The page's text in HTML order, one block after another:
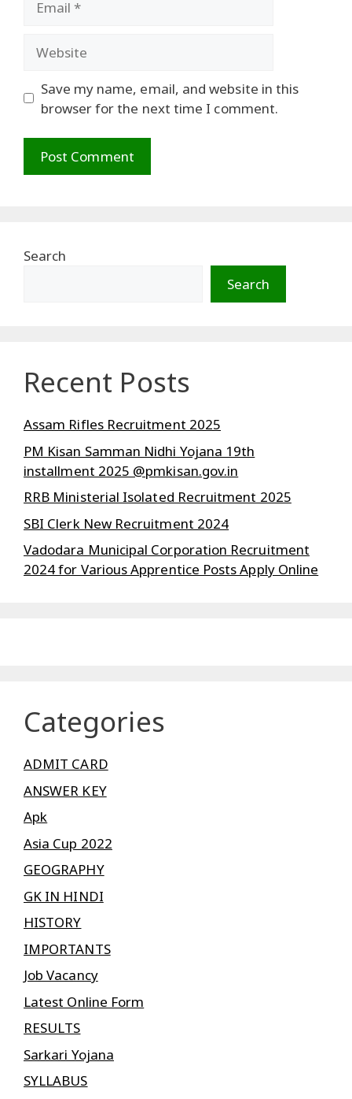
Save my name, email, and website in this
browser for the next time I comment.
Search
Search
Recent Posts
Assam Rifles Recruitment 2025
PM Kisan Samman Nidhi Yojana 19th
installment 2025 @pmkisan.gov.in
RRB Ministerial Isolated Recruitment 2025
SBI Clerk New Recruitment 2024
Vadodara Municipal Corporation Recruitment
2024 for Various Apprentice Posts Apply Online
Categories
ADMIT CARD
ANSWER KEY
Apk
Asia Cup 2022
GEOGRAPHY
GK IN HINDI
HISTORY
IMPORTANTS
Job Vacancy
Latest Online Form
RESULTS
Sarkari Yojana
SYLLABUS